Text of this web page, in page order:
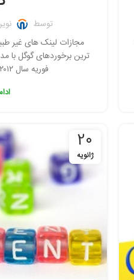
توسط
مجازات لینک های غیر
ترین برخوردهای گوگل با
فوریه سال ۲۰۱۲ حدود ۷۰۰,۰۰۰ پ...
20
ژانویه